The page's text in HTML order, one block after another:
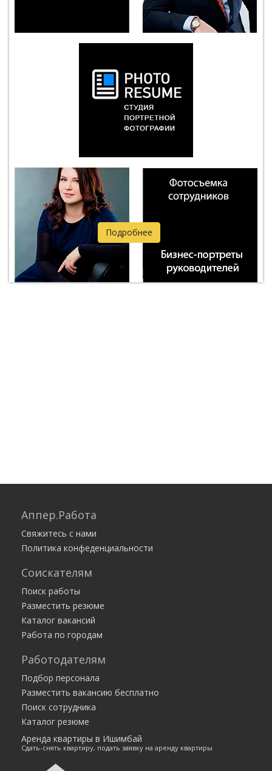
Подробнее
Аппер.Работа
Свяжитесь с нами
Политика конфеденциальности
Соискателям
Поиск работы
Разместить резюме
Каталог вакансий
Работа по городам
Работодателям
Подбор персонала
Разместить вакансию бесплатно
Поиск сотрудника
Каталог резюме
Аренда квартиры в Ишимбай
Сдать-снять квартиру, подать заявку на аренду квартиры